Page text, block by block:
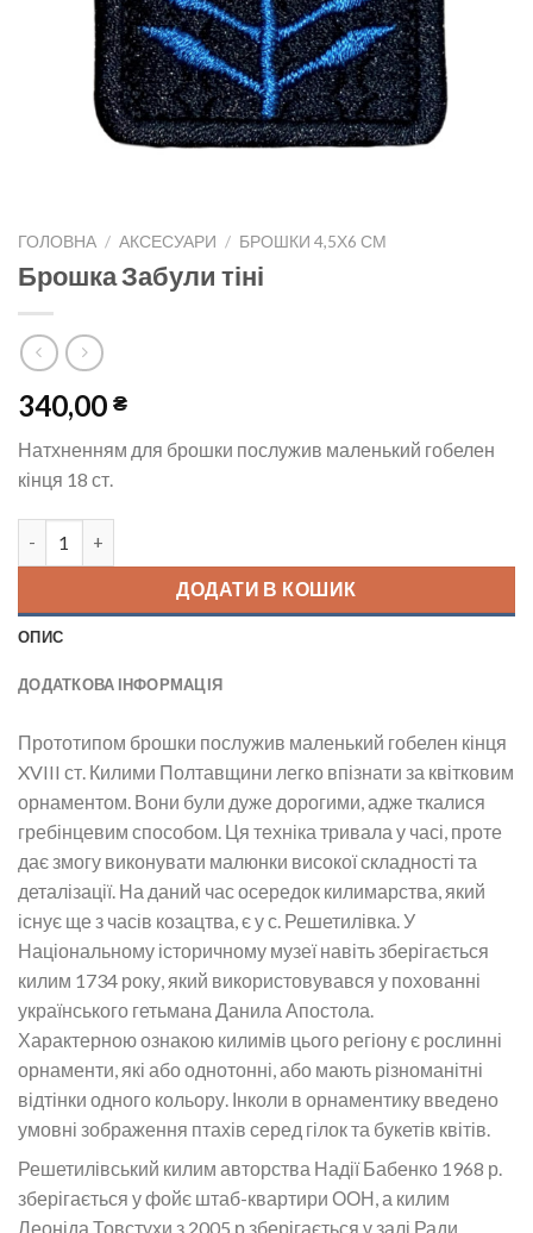
ГОЛОВНА / АКСЕСУАРИ / БРОШКИ 4,5Х6 СМ
Брошка Забули тіні
340,00 ₴
Натхненням для брошки послужив маленький гобелен
кінця 18 ст.
ДОДАТИ В КОШИК
ОПИС
ДОДАТКОВА ІНФОРМАЦІЯ
Прототипом брошки послужив маленький гобелен кінця
XVIII ст. Килими Полтавщини легко впізнати за квітковим
орнаментом. Вони були дуже дорогими, адже ткалися
гребінцевим способом. Ця техніка тривала у часі, проте
дає змогу виконувати малюнки високої складності та
деталізації. На даний час осередок килимарства, який
існує ще з часів козацтва, є у с. Решетилівка. У
Національному історичному музеї навіть зберігається
килим 1734 року, який використовувався у похованні
українського гетьмана Данила Апостола.
Характерною ознакою килимів цього регіону є рослинні
орнаменти, які або однотонні, або мають різноманітні
відтінки одного кольору. Інколи в орнаментику введено
умовні зображення птахів серед гілок та букетів квітів.
Решетилівський килим авторства Надії Бабенко 1968 р.
зберігається у фойє штаб-квартири ООН, а килим
Леоніда Товстухи з 2005 р зберігається у залі Ради